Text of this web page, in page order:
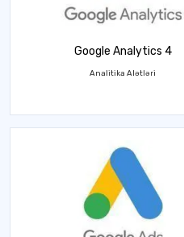
Google Analytics 4
Analitika Alətləri